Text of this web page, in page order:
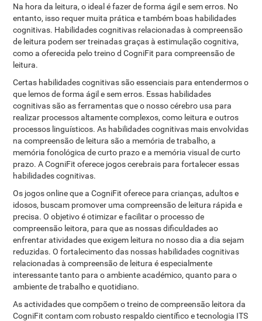
Na hora da leitura, o ideal é fazer de forma ágil e sem erros. No
entanto, isso requer muita prática e também boas habilidades
cognitivas. Habilidades cognitivas relacionadas à compreensão
de leitura podem ser treinadas graças à estimulação cognitiva,
como a oferecida pelo treino d CogniFit para compreensão de
leitura.
Certas habilidades cognitivas são essenciais para entendermos o
que lemos de forma ágil e sem erros. Essas habilidades
cognitivas são as ferramentas que o nosso cérebro usa para
realizar processos altamente complexos, como leitura e outros
processos linguísticos. As habilidades cognitivas mais envolvidas
na compreensão de leitura são a memória de trabalho, a
memória fonológica de curto prazo e a memória visual de curto
prazo. A CogniFit oferece jogos cerebrais para fortalecer essas
habilidades cognitivas.
Os jogos online que a CogniFit oferece para crianças, adultos e
idosos, buscam promover uma compreensão de leitura rápida e
precisa. O objetivo é otimizar e facilitar o processo de
compreensão leitora, para que as nossas dificuldades ao
enfrentar atividades que exigem leitura no nosso dia a dia sejam
reduzidas. O fortalecimento das nossas habilidades cognitivas
relacionadas à compreensão de leitura é especialmente
interessante tanto para o ambiente académico, quanto para o
ambiente de trabalho e quotidiano.
As actividades que compõem o treino de compreensão leitora da
CogniFit contam com robusto respaldo científico e tecnologia ITS